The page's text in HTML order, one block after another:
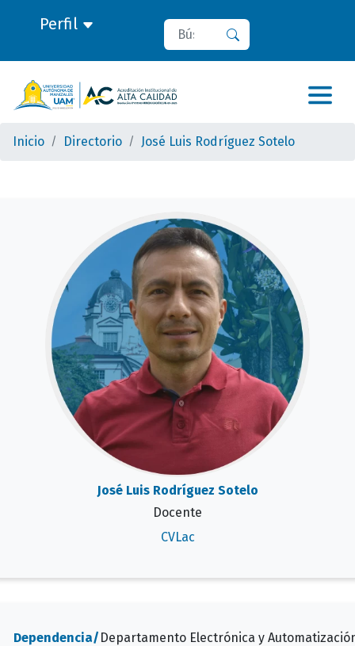
Perfil Buscar
Inicio Directorio José Luis Rodríguez Sotelo
José Luis Rodríguez Sotelo
Docente
CVLac
Dependencia/ Departamento Electrónica y